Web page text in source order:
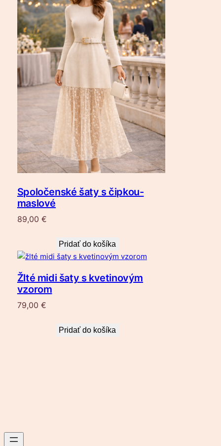
Spoločenské šaty s čipkou-
maslové
89,00 €
Pridať do košíka
Žlté midi šaty s kvetinovým
vzorom
79,00 €
Pridať do košíka